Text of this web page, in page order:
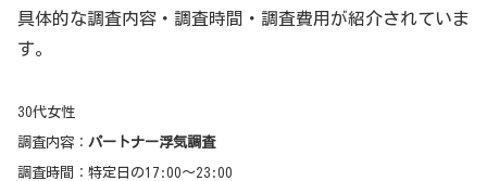
具体的な調査内容・調査時間・調査費用が紹介されていま
す。
30代女性
調査内容： パートナー浮気調査
調査時間：特定日の17:00〜23:00